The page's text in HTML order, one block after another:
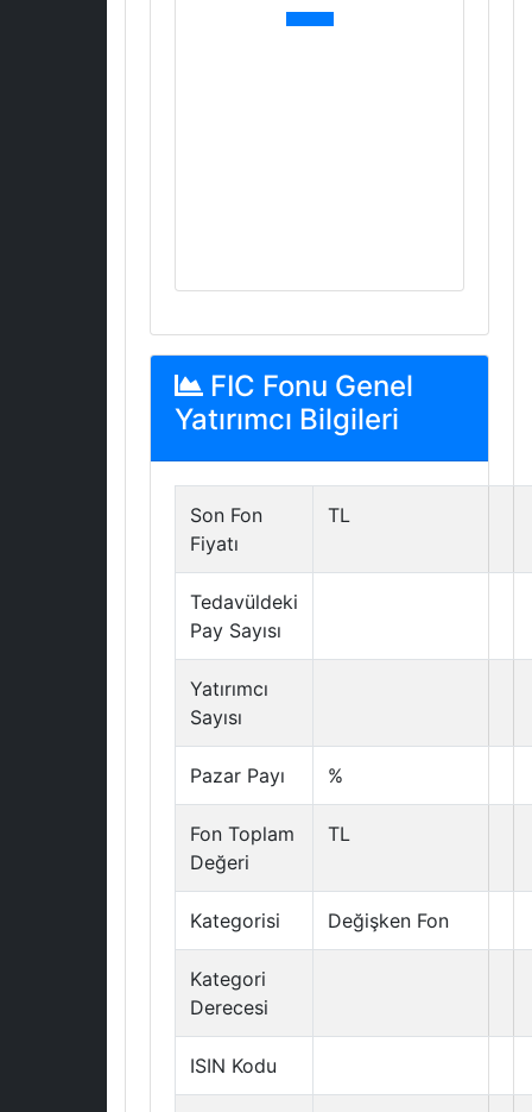
FIC Fonu Genel
Yatırımcı Bilgileri
Son Fon
Fiyatı
TL
Tedavüldeki
Pay Sayısı
Yatırımcı
Sayısı
Pazar Payı %
Fon Toplam
Değeri
TL
Kategorisi Değişken Fon
Kategori
Derecesi
ISIN Kodu